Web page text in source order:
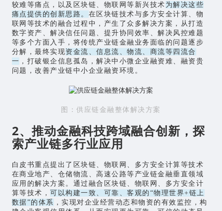
较难等痛点，以及区块链、物联网等新兴技术 为解决这些
痛点提供的创新思路。 在区块链技术与多方安全计算、物
联网等技术的融合过程中，产生了众多解决方案，从打造
数字资产、解决信任问题、提升协同效率、解决风控难题
等多个方面入手，将传统产业链金融业务面临的问题逐步
分解，最终实现资金流、信息流、物流、商流等四流合
一 ，打破银企信息孤岛，解决中小微企业融资难、融资贵
问题，改善产业链中小企业融资环境。
图：供应链金融整体解决方案
2、推动金融科技跨域融合创新，探
索产业链多行业应用
白皮书重点提出了区块链、物联网、多方安全计算等技术
在商业地产、仓储物流、高速公路等产业链金融垂直领域
应用的解决方案。通过融合区块链、物联网、多方安全计
算等技术，可以构建一致、可靠、客观的“物理世界+链上
数据”的体系 ，实现对企业经营动态和物资的有效监控，构